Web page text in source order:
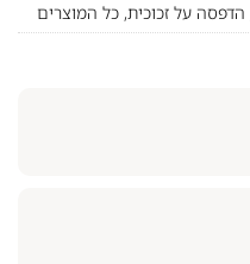
הדפסה על זכוכית, כל המוצרים